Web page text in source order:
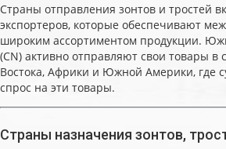
Страны отправления зонтов и тростей
экспортеров, которые обеспечивают
широким ассортиментом продукции.
(CN) активно отправляют свои товары в
Востока, Африки и Южной Америки, где
спрос на эти товары.
Страны назначения зонтов,